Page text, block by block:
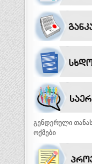
გენდერული
ოქმები